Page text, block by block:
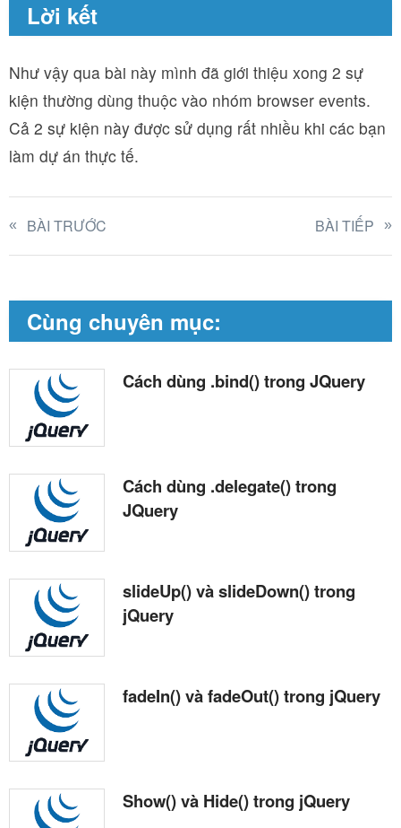
Lời kết
Như vậy qua bài này mình đã giới thiệu xong 2 sự
kiện thường dùng thuộc vào nhóm browser events.
Cả 2 sự kiện này được sử dụng rất nhiều khi các bạn
làm dự án thực tế.
BÀI TRƯỚC BÀI TIẾP
Cùng chuyên mục:
Cách dùng .bind() trong JQuery
Cách dùng .delegate() trong
JQuery
slideUp() và slideDown() trong
jQuery
fadeIn() và fadeOut() trong jQuery
Show() và Hide() trong jQuery